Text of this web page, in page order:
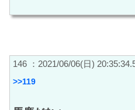
146 ：2021/06/06(日)
>>119